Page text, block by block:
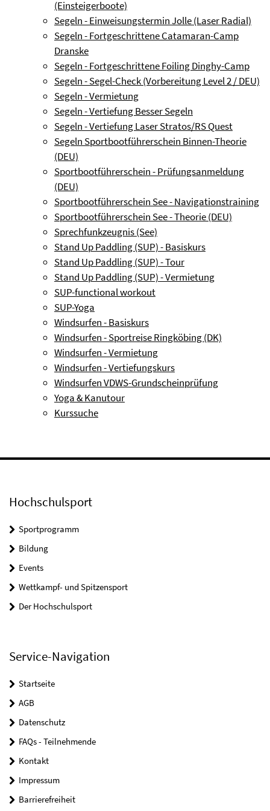
(Einsteigerboote)
Segeln - Einweisungstermin Jolle (Laser Radial)
Segeln - Fortgeschrittene Catamaran-Camp
Dranske
Segeln - Fortgeschrittene Foiling Dinghy-Camp
Segeln - Segel-Check (Vorbereitung Level 2 / DEU)
Segeln - Vermietung
Segeln - Vertiefung Besser Segeln
Segeln - Vertiefung Laser Stratos/RS Quest
Segeln Sportbootführerschein Binnen-Theorie
(DEU)
Sportbootführerschein - Prüfungsanmeldung
(DEU)
Sportbootführerschein See - Navigationstraining
Sportbootführerschein See - Theorie (DEU)
Sprechfunkzeugnis (See)
Stand Up Paddling (SUP) - Basiskurs
Stand Up Paddling (SUP) - Tour
Stand Up Paddling (SUP) - Vermietung
SUP-functional workout
SUP-Yoga
Windsurfen - Basiskurs
Windsurfen - Sportreise Ringköbing (DK)
Windsurfen - Vermietung
Windsurfen - Vertiefungskurs
Windsurfen VDWS-Grundscheinprüfung
Yoga & Kanutour
Kurssuche
Hochschulsport
Sportprogramm
Bildung
Events
Wettkampf- und Spitzensport
Der Hochschulsport
Service-Navigation
Startseite
AGB
Datenschutz
FAQs - Teilnehmende
Kontakt
Impressum
Barrierefreiheit